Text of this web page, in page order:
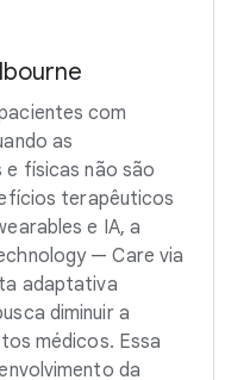
com
as
e físicas não são
terapêuticos
e IA, a
— Care via
adaptativa
diminuir a
médicos. Essa
da